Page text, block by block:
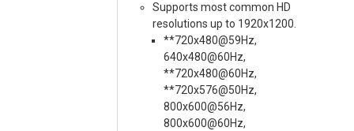
Supports most common HD
resolutions up to 1920x1200.
**720x480@59Hz,
640x480@60Hz,
**720x480@60Hz,
**720x576@50Hz,
800x600@56Hz,
800x600@60Hz,